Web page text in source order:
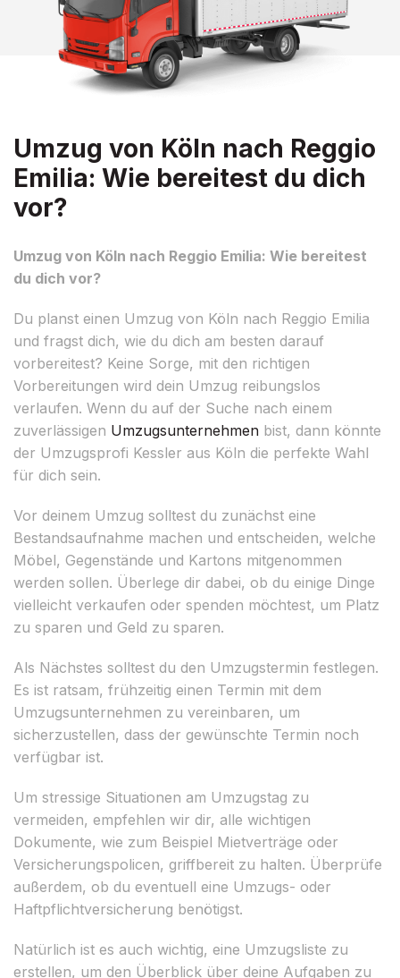
Umzug von Köln nach Reggio
Emilia: Wie bereitest du dich
vor?
Umzug von Köln nach Reggio Emilia: Wie bereitest
du dich vor?
Du planst einen Umzug von Köln nach Reggio Emilia
und fragst dich, wie du dich am besten darauf
vorbereitest? Keine Sorge, mit den richtigen
Vorbereitungen wird dein Umzug reibungslos
verlaufen. Wenn du auf der Suche nach einem
zuverlässigen Umzugsunternehmen bist, dann könnte
der Umzugsprofi Kessler aus Köln die perfekte Wahl
für dich sein.
Vor deinem Umzug solltest du zunächst eine
Bestandsaufnahme machen und entscheiden, welche
Möbel, Gegenstände und Kartons mitgenommen
werden sollen. Überlege dir dabei, ob du einige Dinge
vielleicht verkaufen oder spenden möchtest, um Platz
zu sparen und Geld zu sparen.
Als Nächstes solltest du den Umzugstermin festlegen.
Es ist ratsam, frühzeitig einen Termin mit dem
Umzugsunternehmen zu vereinbaren, um
sicherzustellen, dass der gewünschte Termin noch
verfügbar ist.
Um stressige Situationen am Umzugstag zu
vermeiden, empfehlen wir dir, alle wichtigen
Dokumente, wie zum Beispiel Mietverträge oder
Versicherungspolicen, griffbereit zu halten. Überprüfe
außerdem, ob du eventuell eine Umzugs- oder
Haftpflichtversicherung benötigst.
Natürlich ist es auch wichtig, eine Umzugsliste zu
erstellen, um den Überblick über deine Aufgaben zu